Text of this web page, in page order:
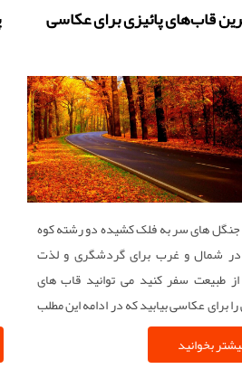
قاب‌های پائیزی برای عکاسی
جنگل های سر به فلک کشیده دو رشته کوه
در شمال و غرب برای گردشگری و لذت
طبیعت سفر کنید می توانید قاب های
را برای عکاسی بیابید که در ادامه این مطلب
خبری لبخند سبز به برخی از این مناطق
می کنیم تا گردش در این روزهای پائیزی را از
بخوانید